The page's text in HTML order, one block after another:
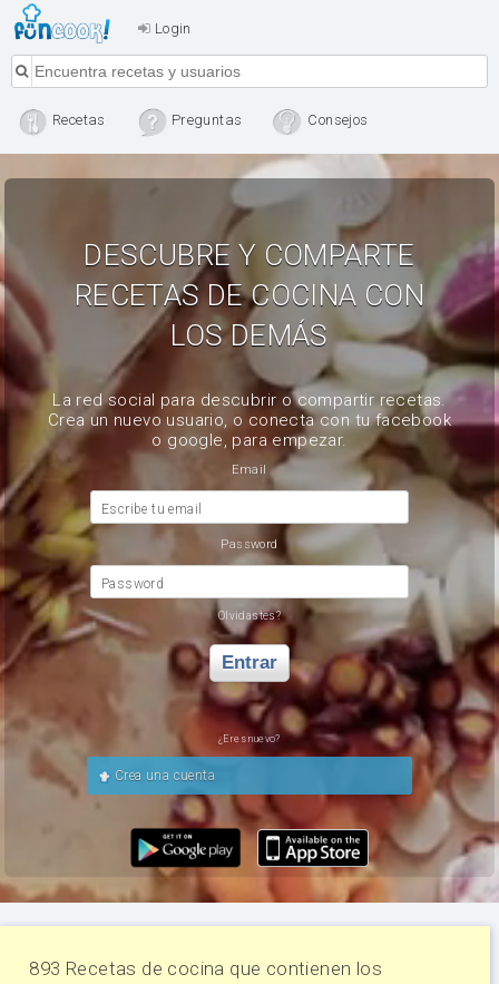
Login
Recetas Preguntas Consejos
DESCUBRE Y COMPARTE
RECETAS DE COCINA CON
LOS DEMÁS
La red social para descubrir o compartir recetas.
Crea un nuevo usuario, o conecta con tu facebook
o google, para empezar.
Email
Escribe tu email
Password
Password
Olvidastes?
Entrar
¿Eres nuevo?
Crea una cuenta
893 Recetas de cocina que contienen los